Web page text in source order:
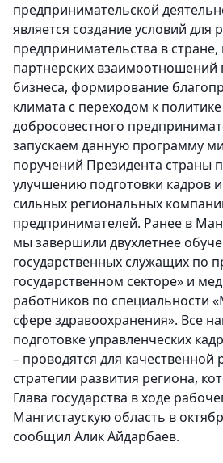
предпринимательской
является создание условий для
предпринимательства в
партнерских взаимоотношений
бизнеса, формирование
климата с переходом к
добросовестного
запускаем данную программу
поручений Президента страны
улучшению подготовки кадров
сильных региональных
предпринимателей. Ранее в
мы завершили двухлетнее
государственных служащих по
государственном секторе» и
работников по специальности
сфере здравоохранения». Все
подготовке управленческих
– проводятся для качественной
стратегии развития региона,
Глава государства в ходе
Мангистаускую область в
сообщил Алик Айдарбаев.